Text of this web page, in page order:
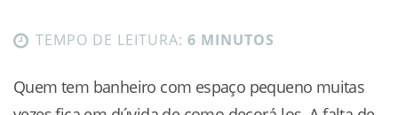
TEMPO DE LEITURA: 6 MINUTOS
Quem tem banheiro com espaço pequeno muitas